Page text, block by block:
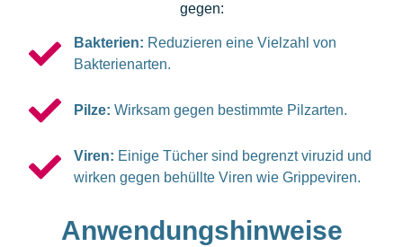
gegen:
Bakterien: Reduzieren eine Vielzahl von
Bakterienarten.
Pilze: Wirksam gegen bestimmte Pilzarten.
Viren: Einige Tücher sind begrenzt viruzid und
wirken gegen behüllte Viren wie Grippeviren.
Anwendungshinweise